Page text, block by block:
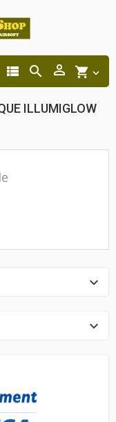
shopping_cart 



ILLUMIGLOW

